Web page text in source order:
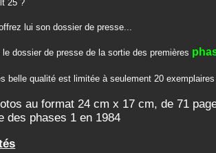
25 ?
lui son dossier de presse...
dossier de presse de la sortie des premières
belle qualité est limitée à seulement 20
au format 24 cm x 17 cm, de 71
des phases 1 en 1984